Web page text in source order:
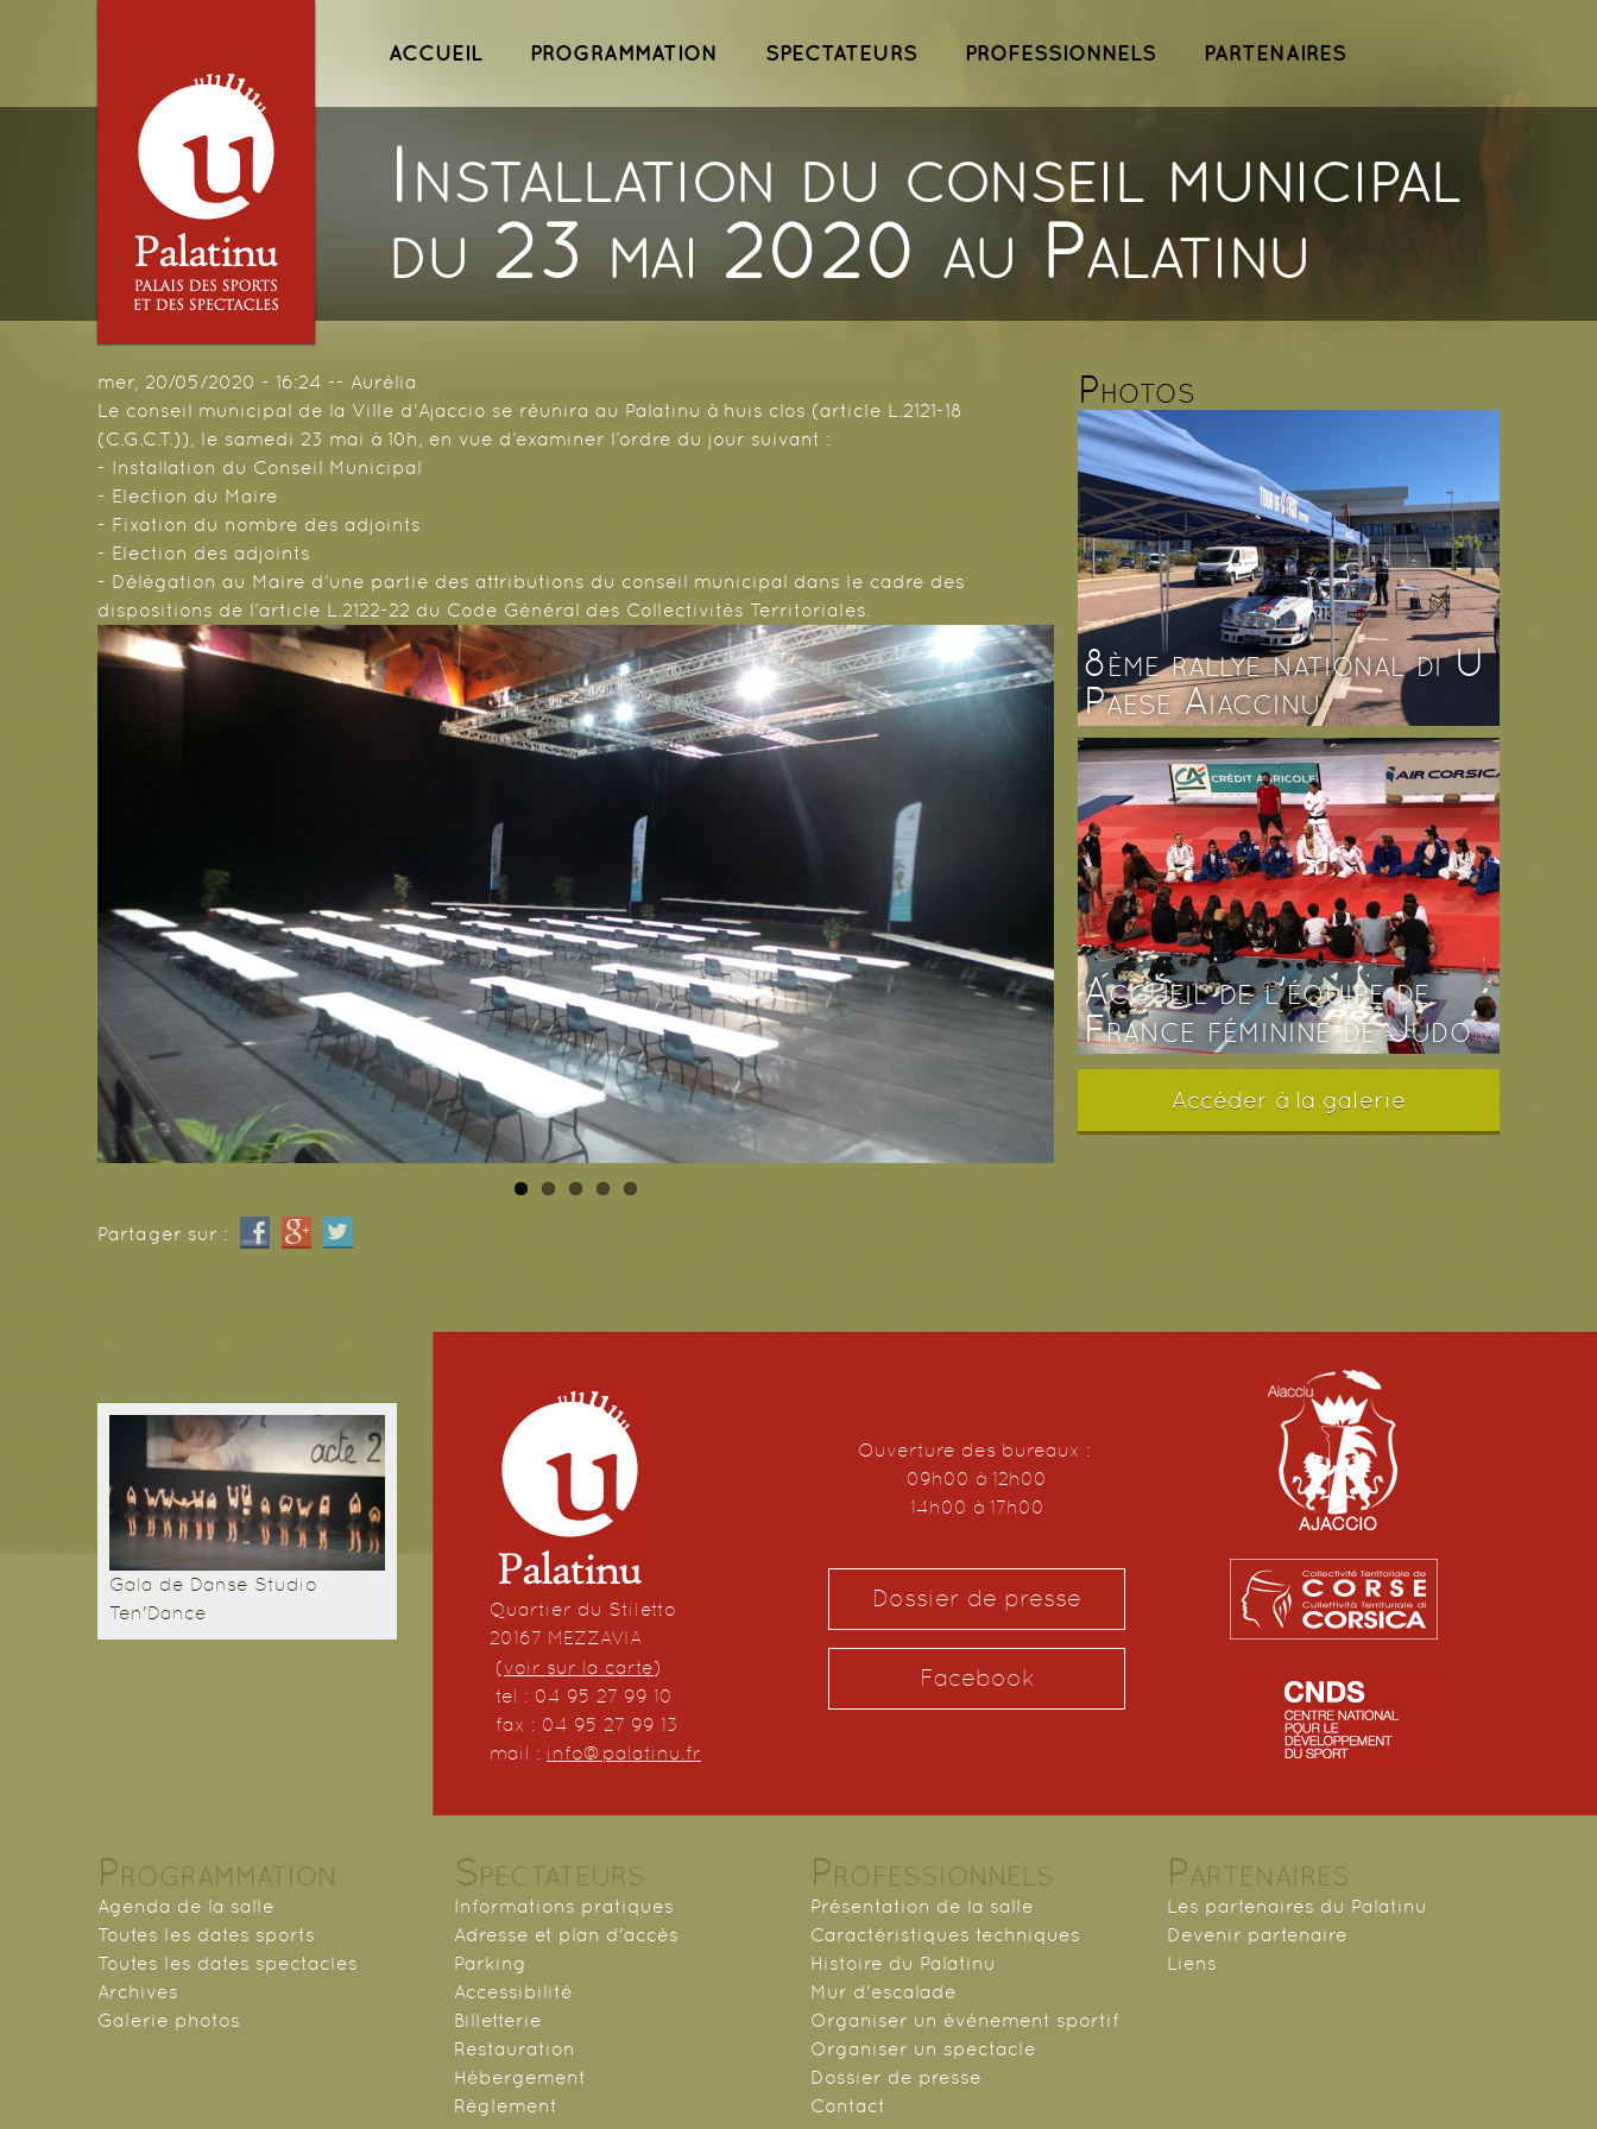
contenu
ACCUEIL PROGRAMMATION SPECTATEURS PROFESSIONNELS PARTENAIRES
Installation du conseil municipal
du 23 mai 2020 au Palatinu
mer, 20/05/2020 - 16:24 -- Aurélia
Le conseil municipal de la Ville d'Ajaccio se réunira au Palatinu à huis clos (article L.2121-18
(C.G.C.T.)), le samedi 23 mai à 10h, en vue d’examiner l’ordre du jour suivant :
- Installation du Conseil Municipal
- Election du Maire
- Fixation du nombre des adjoints
- Election des adjoints
- Délégation au Maire d’une partie des attributions du conseil municipal dans le cadre des
dispositions de l’article L.2122-22 du Code Général des Collectivités Territoriales.
Partager sur :
Photos
8ème rallye national di U
Paese Aiaccinu
Accueil de l'équipe de
France féminine de Judo
Accéder à la galerie
Gala de Danse Studio
Ten'Dance
Quartier du Stiletto
20167 MEZZAVIA
(voir sur la carte)
tel : 04 95 27 99 10
fax : 04 95 27 99 13
mail : info@palatinu.fr
Ouverture des bureaux :
09h00 à 12h00
14h00 à 17h00
Dossier de presse
Facebook
Programmation
Agenda de la salle
Toutes les dates sports
Toutes les dates spectacles
Archives
Galerie photos
Spectateurs
Informations pratiques
Adresse et plan d'accès
Parking
Accessibilité
Billetterie
Restauration
Hébergement
Règlement
Professionnels
Présentation de la salle
Caractéristiques techniques
Histoire du Palatinu
Mur d'escalade
Organiser un événement sportif
Organiser un spectacle
Dossier de presse
Contact
Partenaires
Les partenaires du Palatinu
Devenir partenaire
Liens